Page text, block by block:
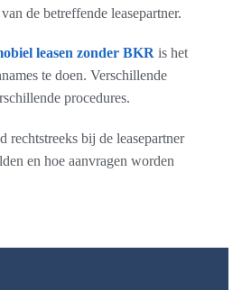
de betreffende leasepartner.
leasen zonder BKR is het
te doen. Verschillende
procedures.
rechtstreeks bij de leasepartner
en hoe aanvragen worden